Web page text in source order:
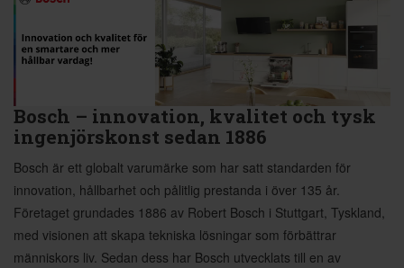
Bosch – innovation, kvalitet och tysk
ingenjörskonst sedan 1886
Bosch är ett globalt varumärke som har satt standarden för
innovation, hållbarhet och pålitlig prestanda i över 135 år.
Företaget grundades 1886 av Robert Bosch i Stuttgart, Tyskland,
med visionen att skapa tekniska lösningar som förbättrar
människors liv. Sedan dess har Bosch utvecklats till en av